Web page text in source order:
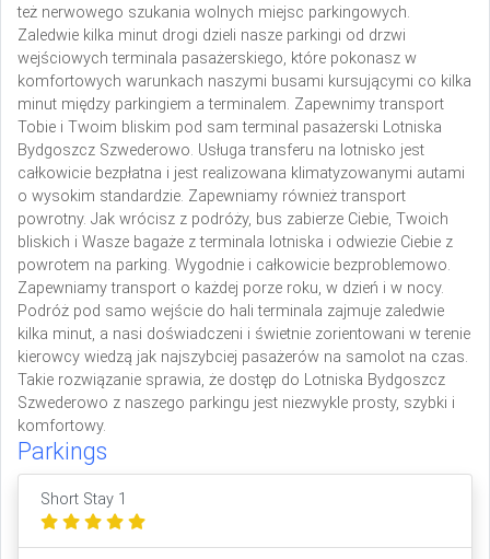
też nerwowego szukania wolnych miejsc parkingowych.
Zaledwie kilka minut drogi dzieli nasze parkingi od drzwi
wejściowych terminala pasażerskiego, które pokonasz w
komfortowych warunkach naszymi busami kursującymi co kilka
minut między parkingiem a terminalem. Zapewnimy transport
Tobie i Twoim bliskim pod sam terminal pasażerski Lotniska
Bydgoszcz Szwederowo. Usługa transferu na lotnisko jest
całkowicie bezpłatna i jest realizowana klimatyzowanymi autami
o wysokim standardzie. Zapewniamy również transport
powrotny. Jak wrócisz z podróży, bus zabierze Ciebie, Twoich
bliskich i Wasze bagaże z terminala lotniska i odwiezie Ciebie z
powrotem na parking. Wygodnie i całkowicie bezproblemowo.
Zapewniamy transport o każdej porze roku, w dzień i w nocy.
Podróż pod samo wejście do hali terminala zajmuje zaledwie
kilka minut, a nasi doświadczeni i świetnie zorientowani w terenie
kierowcy wiedzą jak najszybciej pasażerów na samolot na czas.
Takie rozwiązanie sprawia, że dostęp do Lotniska Bydgoszcz
Szwederowo z naszego parkingu jest niezwykle prosty, szybki i
komfortowy.
Parkings
Short Stay 1